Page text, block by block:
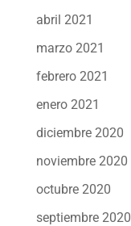
abril 2021
marzo 2021
febrero 2021
enero 2021
diciembre 2020
noviembre 2020
octubre 2020
septiembre 2020